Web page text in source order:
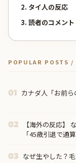
2. タイ人の反応
3. 読者のコメント
POPULAR POSTS /
01 カナダ人「お前ら
02
【海外の反応】
「45歳引退で通
03 なぜ生やした？